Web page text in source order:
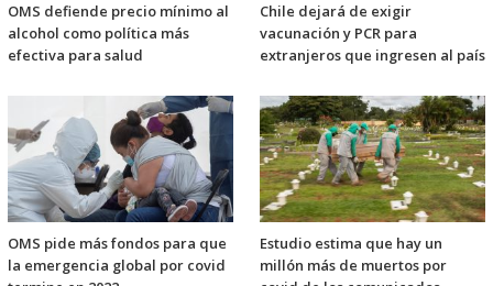
OMS defiende precio mínimo al
alcohol como política más
efectiva para salud
Chile dejará de exigir
vacunación y PCR para
extranjeros que ingresen al país
OMS pide más fondos para que
la emergencia global por covid
Estudio estima que hay un
millón más de muertos por